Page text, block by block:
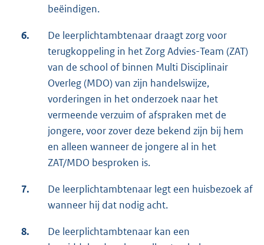
beëindigen.
6.
De leerplichtambtenaar draagt zorg voor
terugkoppeling in het Zorg Advies-Team (ZAT)
van de school of binnen Multi Disciplinair
Overleg (MDO) van zijn handelswijze,
vorderingen in het onderzoek naar het
vermeende verzuim of afspraken met de
jongere, voor zover deze bekend zijn bij hem
en alleen wanneer de jongere al in het
ZAT/MDO besproken is.
7.
De leerplichtambtenaar legt een huisbezoek af
wanneer hij dat nodig acht.
8.
De leerplichtambtenaar kan een